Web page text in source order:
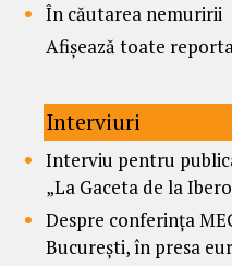
În căutarea nemuririi
Afișează toate
Interviuri
Interviu pentru
„La Gaceta de la
Despre conferința
București, în presa